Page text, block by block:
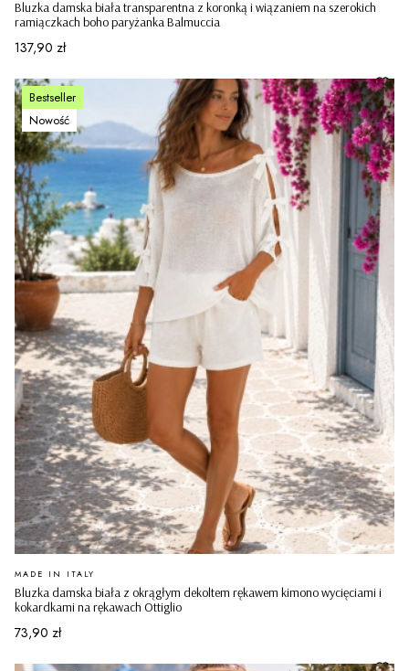
Bluzka damska biała transparentna z koronką i wiązaniem na szerokich
ramiączkach boho paryżanka Balmuccia
Cena
137,90 zł
Bestseller
Nowość
Bluzka damska biała z okrągłym dekoltem rękawem kimono wycięciami i
kokardkami na rękawach Ottiglio
PRODUCENT
MADE IN ITALY
Cena
73,90 zł